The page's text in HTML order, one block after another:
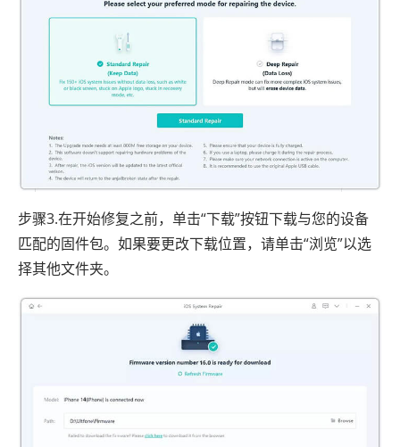
步骤3.在开始修复之前，单击“下载”按钮下载与您的设备
匹配的固件包。如果要更改下载位置，请单击“浏览”以选
择其他文件夹。